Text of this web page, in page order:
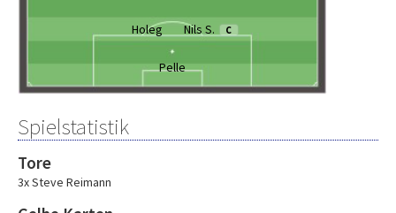
Holeg Nils S. C
Pelle
Spielstatistik
Tore
3x Steve Reimann